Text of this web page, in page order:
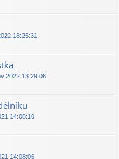
18:25:31
2022 13:29:06
14:08:10
14:08:06